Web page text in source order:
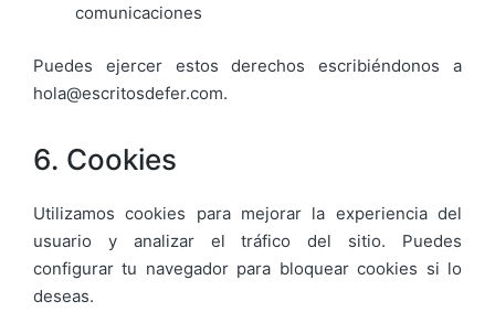
comunicaciones
Puedes ejercer estos derechos escribiéndonos a
hola@escritosdefer.com.
6. Cookies
Utilizamos cookies para mejorar la experiencia del
usuario y analizar el tráfico del sitio. Puedes
configurar tu navegador para bloquear cookies si lo
deseas.